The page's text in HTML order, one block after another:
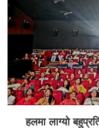
हलमा लाग्यो